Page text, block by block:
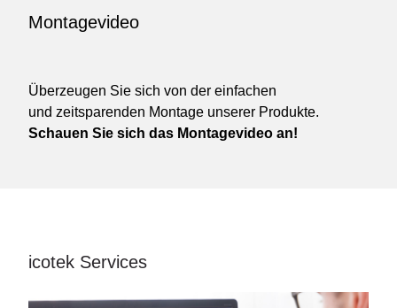
Montagevideo
Überzeugen Sie sich von der einfachen
und zeitsparenden Montage unserer Produkte.
Schauen Sie sich das Montagevideo an!
icotek Services